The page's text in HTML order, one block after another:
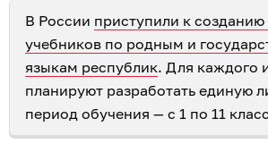
В России приступили к
учебников по родным и
языкам республик. Для каждого
планируют разработать единую
период обучения — с 1 по 11